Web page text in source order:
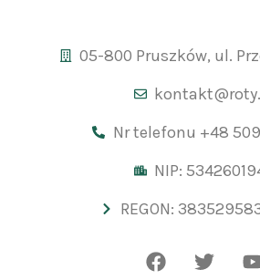
05-800 Pruszków, ul.
Nr telefonu +48 509
NIP:
REGON: